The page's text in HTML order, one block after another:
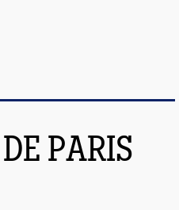
PARIS